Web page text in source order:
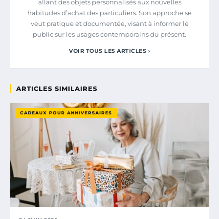
allant des objets personnalisés aux nouvelles
habitudes d’achat des particuliers. Son approche se
veut pratique et documentée, visant à informer le
public sur les usages contemporains du présent.
VOIR TOUS LES ARTICLES ›
ARTICLES SIMILAIRES
CADEAUX POUR ANNIVERSAIRES